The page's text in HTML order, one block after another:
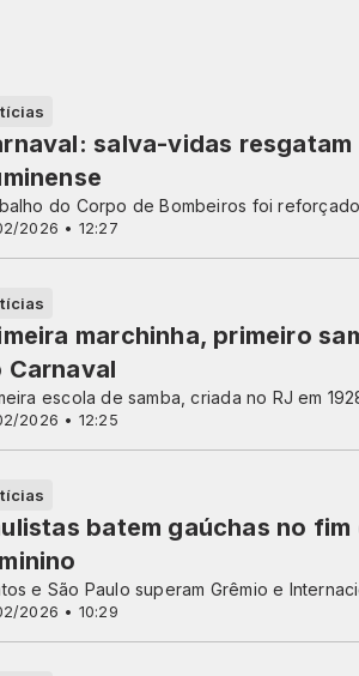
2026 • 12:27
salva-vidas
do Corpo de Bombeiros foi
2026 • 12:25
marchinha, primeiro
Carnaval
escola de samba, criada no RJ em
2026 • 10:29
batem gaúchas no
e São Paulo superam Grêmio e